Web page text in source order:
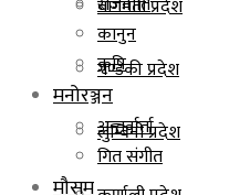
बागमती प्रदेश
गण्डकी प्रदेश
लुम्बिनी प्रदेश
कानुन
कृषि
मनोरञ्जन
अन्तर्वार्ता
गित संगीत
मौसम